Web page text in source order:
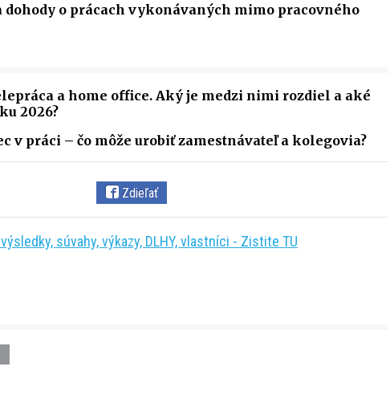
dohody o prácach vykonávaných mimo pracovného
a home office. Aký je medzi nimi rozdiel a aké
2026?
v práci – čo môže urobiť zamestnávateľ a kolegovia?
Zdieľať
súvahy, výkazy, DLHY, vlastníci - Zistite TU